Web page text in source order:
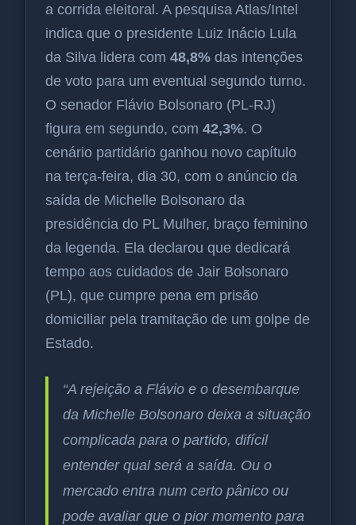
a corrida eleitoral. A pesquisa Atlas/Intel
indica que o presidente Luiz Inácio Lula
da Silva lidera com 48,8% das intenções
de voto para um eventual segundo turno.
O senador Flávio Bolsonaro (PL-RJ)
figura em segundo, com 42,3%. O
cenário partidário ganhou novo capítulo
na terça-feira, dia 30, com o anúncio da
saída de Michelle Bolsonaro da
presidência do PL Mulher, braço feminino
da legenda. Ela declarou que dedicará
tempo aos cuidados de Jair Bolsonaro
(PL), que cumpre pena em prisão
domiciliar pela tramitação de um golpe de
Estado.
“A rejeição a Flávio e o desembarque
da Michelle Bolsonaro deixa a situação
complicada para o partido, difícil
entender qual será a saída. Ou o
mercado entra num certo pânico ou
pode avaliar que o pior momento para